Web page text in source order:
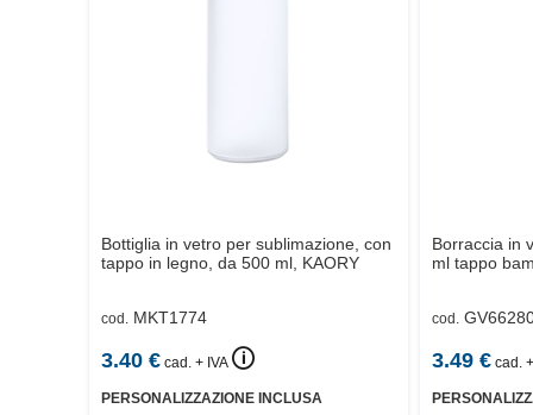
Bottiglia in vetro per sublimazione, con
tappo in legno, da 500 ml, KAORY
cod. MKT1774
3.40 € cad. + IVA 🛈
PERSONALIZZAZIONE INCLUSA
Borraccia in
ml tappo
cod.
3.49€ cad.